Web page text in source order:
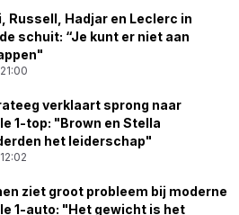
Russell, Hadjar en Leclerc in
schuit: “Je kunt er niet aan
verklaart sprong naar
1-top: "Brown en Stella
het leiderschap"
ziet groot probleem bij moderne
1-auto: "Het gewicht is het